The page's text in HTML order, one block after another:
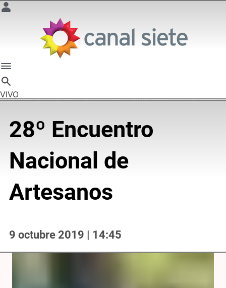
VIVO
28º Encuentro
Nacional de
Artesanos
9 octubre 2019 | 14:45